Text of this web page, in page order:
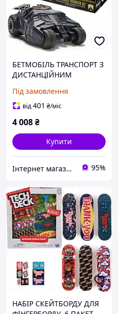
БЕТМОБІЛЬ ТРАНСПОРТ З
ДИСТАНЦІЙНИМ
COMICS ТУМБЛЕР РУ
АВТО БЕТМЕН
Під замовлення
від401 ₴/міс
4 008₴
Купити
Інтернет магазин - Маркет 95%
НАБІР СКЕЙТБОРДУ ДЛЯ